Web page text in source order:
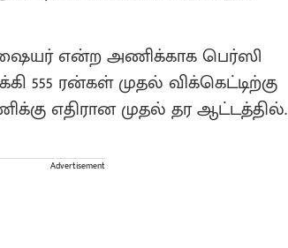
என்ற அணிக்காக பெர்ஸி
ரன்கள் முதல் விக்கெட்டிற்கு
எதிரான முதல் தர ஆட்டத்தில்.
Advertisement